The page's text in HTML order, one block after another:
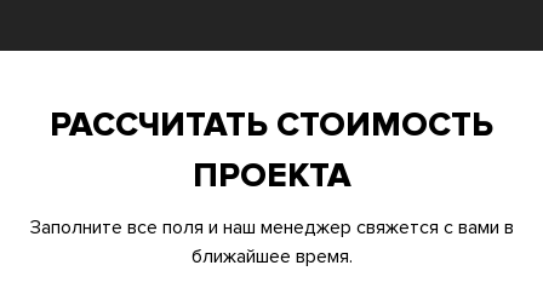
РАССЧИТАТЬ СТОИМОСТЬ
ПРОЕКТА
Заполните все поля и наш менеджер свяжется с вами в
ближайшее время.